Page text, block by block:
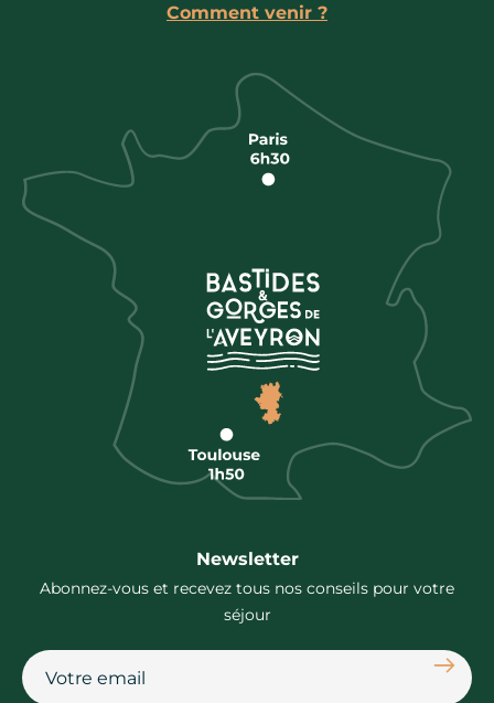
Comment venir ?
Newsletter
Abonnez-vous et recevez tous nos conseils pour votre
séjour